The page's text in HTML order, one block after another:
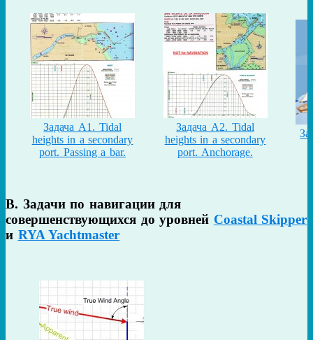
Задача A1. Tidal
heights in a secondary
port. Passing a bar.
Задача A2. Tidal
heights in a secondary
port. Anchorage.
B. Задачи по навигации для
совершенствующихся до уровней Coastal Skipper
и RYA Yachtmaster